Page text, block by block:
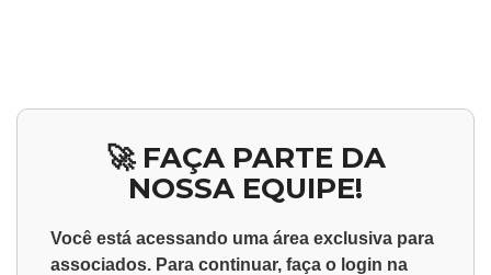
🚀 FAÇA PARTE DA
NOSSA EQUIPE!
Você está acessando uma área exclusiva para
associados. Para continuar, faça o login na